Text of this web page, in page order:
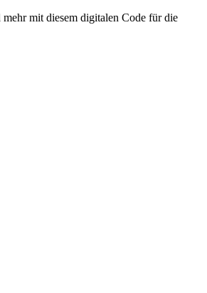
mit diesem digitalen Code für die